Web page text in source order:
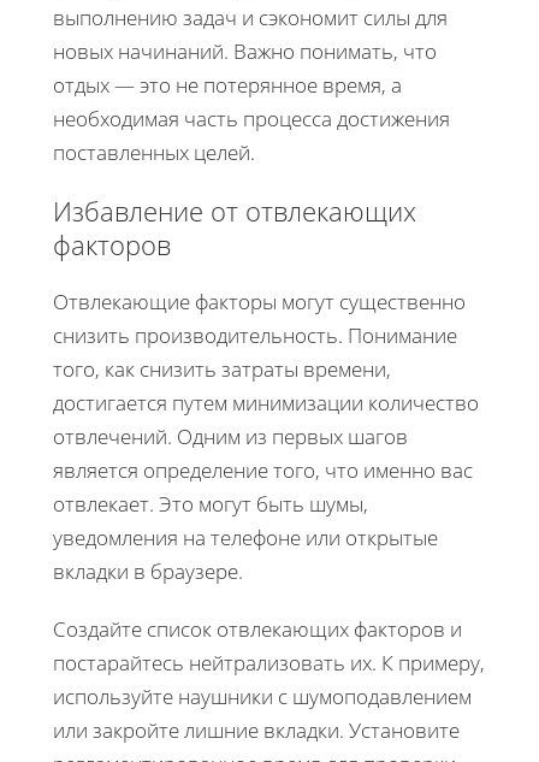
выполнению задач и сэкономит силы для
новых начинаний. Важно понимать, что
отдых — это не потерянное время, а
необходимая часть процесса достижения
поставленных целей.
Избавление от отвлекающих
факторов
Отвлекающие факторы могут существенно
снизить производительность. Понимание
того, как снизить затраты времени,
достигается путем минимизации количество
отвлечений. Одним из первых шагов
является определение того, что именно вас
отвлекает. Это могут быть шумы,
уведомления на телефоне или открытые
вкладки в браузере.
Создайте список отвлекающих факторов и
постарайтесь нейтрализовать их. К примеру,
используйте наушники с шумоподавлением
или закройте лишние вкладки. Установите